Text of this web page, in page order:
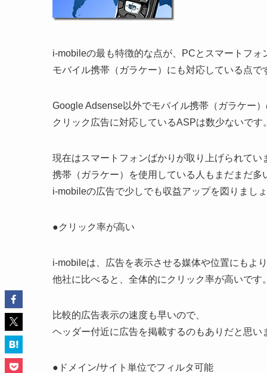
i-mobileの最も特徴的な点が、PCとスマートフォ
モバイル携帯（ガラケー）にも対応している点で
Google Adsense以外でモバイル携帯（ガラケー
クリック広告に対応しているASPは数少ないです。
現在はスマートフォンばかりが取り上げられてい
携帯（ガラケー）を使用している人もまだまだ多
i-mobileの広告で少しでも収益アップを図りましょ
●クリック率が高い
i-mobileは、広告を表示させる媒体や位置にもより
他社に比べると、全体的にクリック率が高いです。
比較的広告表示の速度も早いので、
ヘッダー付近に広告を掲載するのもありだと思い
●ドメイン/サイト単位でフィルタ可能